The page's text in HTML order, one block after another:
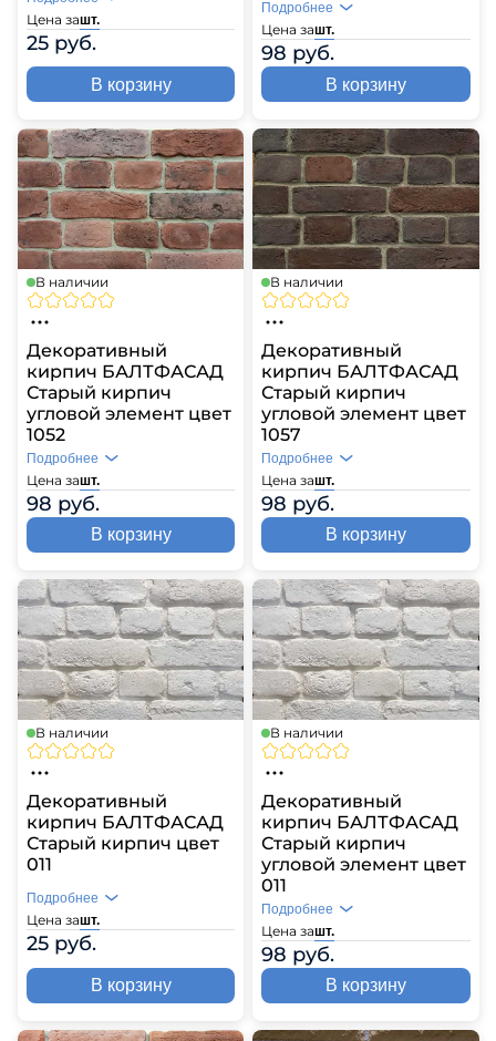
Цена зашт.
25 руб.
В корзину
Цена зашт.
98 руб.
Подробнее
В корзину
В наличии
Декоративный
кирпич БАЛТФАСАД
Старый кирпич
угловой элемент цвет
1052
Цена зашт.
98 руб.
Подробнее
В корзину
В наличии
Декоративный
кирпич БАЛТФАСАД
Старый кирпич
угловой элемент цвет
1057
Цена зашт.
98 руб.
Подробнее
В корзину
В наличии
Декоративный
кирпич БАЛТФАСАД
Старый кирпич цвет
011
Цена зашт.
25 руб.
Подробнее
В корзину
В наличии
Декоративный
кирпич БАЛТФАСАД
Старый кирпич
угловой элемент цвет
011
Цена зашт.
98 руб.
Подробнее
В корзину